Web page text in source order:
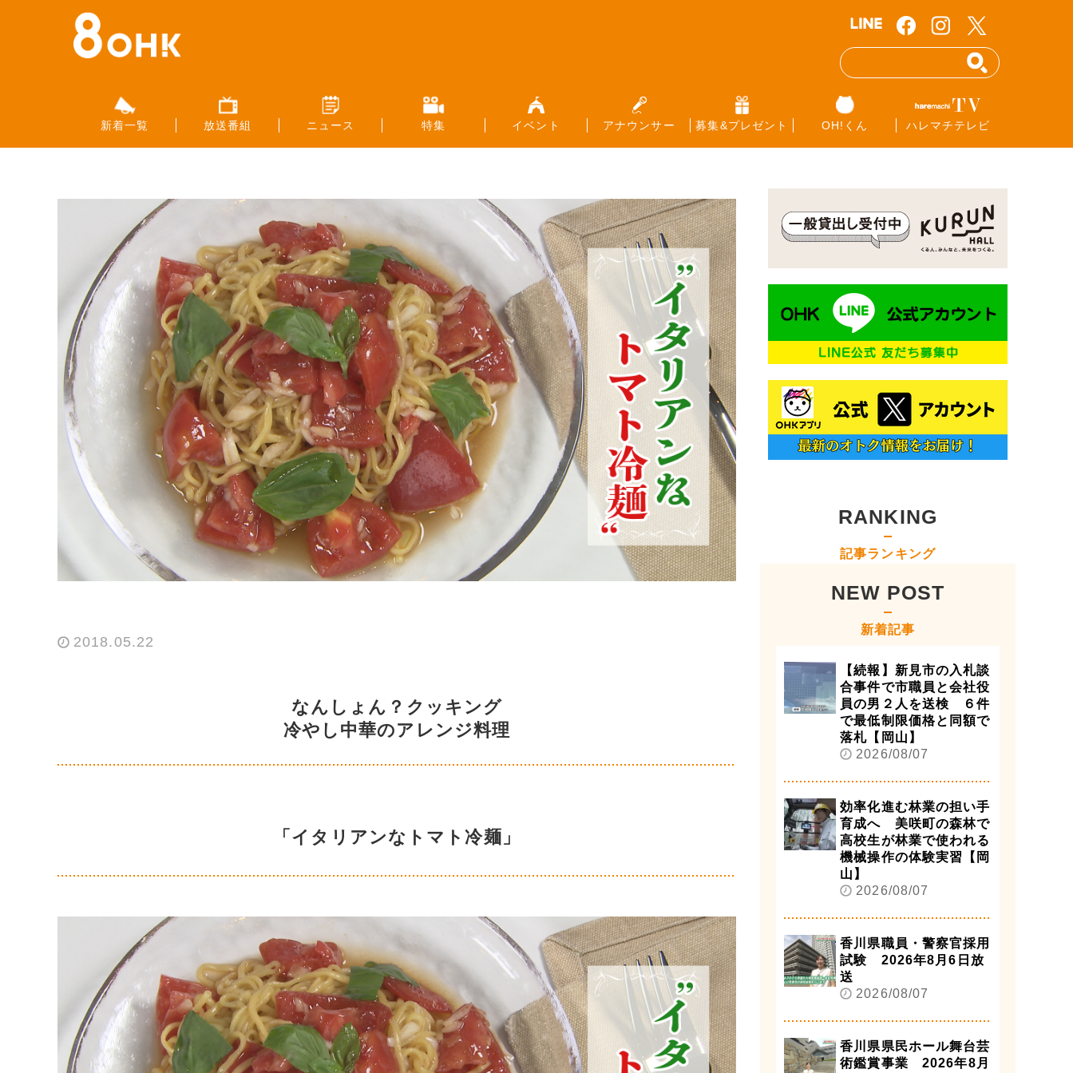
新着一覧 放送番組 ニュース 特集 イベント アナウンサー 募集&プレゼント OH!くん ハレマチテレビ
2018.05.22
なんしょん？クッキング
冷やし中華のアレンジ料理
「イタリアンなトマト冷麺」
RANKING
記事ランキング
NEW POST
新着記事
【続報】新見市の入札談
合事件で市職員と会社役
員の男２人を送検 ６件
で最低制限価格と同額で
落札【岡山】
2026/08/07
効率化進む林業の担い手
育成へ 美咲町の森林で
高校生が林業で使われる
機械操作の体験実習【岡
山】
2026/08/07
香川県職員・警察官採用
試験 2026年8月6日放
送
2026/08/07
香川県県民ホール舞台芸
術鑑賞事業 2026年8月